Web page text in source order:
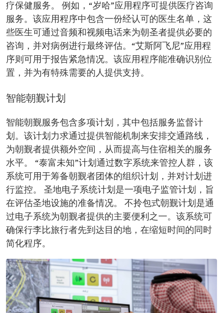
疗保健服务。 例如，“岁哈”应用程序可提供医疗咨询
服务。该应用程序中包含一份经认可的医生名单，这
些医生可通过音频和视频电话来为朝圣者提供必要的
咨询，并对病例进行最终评估。“艾斯阿飞尼”应用程
序则可用于报告紧急情况。该应用程序能准确识别位
置，并为有特殊需要的人提供支持。
智能朝觐计划
智能朝觐服务包含多项计划，其中包括服务监督计
划。该计划力求通过提供智能机制来安排交通路线，
为朝觐者提供额外空间，从而提高与住宿相关的服务
水平。 “泰富未知”计划通过数字系统来管控人群，该
系统可用于筹备朝觐者团体的组织计划，并对计划进
行监控。 圣地电子系统计划是一项电子监管计划，旨
在评估圣地设施的准备情况。 不拎包式朝觐计划是通
过电子系统为朝觐者提供的主要便利之一。该系统可
确保行李比旅行者先到达目的地，在缩短时间的同时
简化程序。